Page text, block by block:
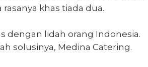
khas tiada dua.
dengan lidah orang Indonesia.
solusinya, Medina Catering.